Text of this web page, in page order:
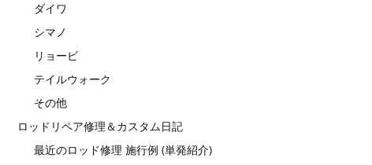
ダイワ
シマノ
リョービ
テイルウォーク
その他
ロッドリペア修理＆カスタム日記
最近のロッド修理 施行例 (単発紹介)